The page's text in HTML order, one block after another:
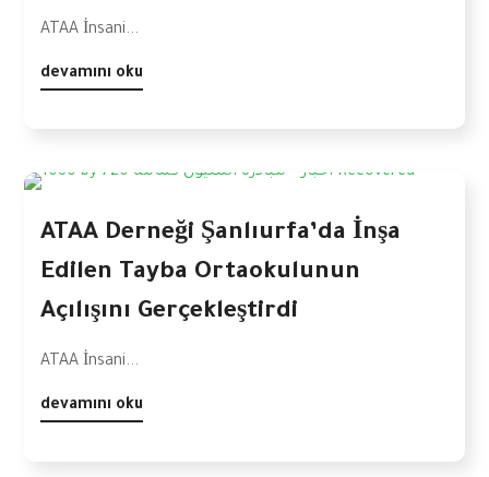
ATAA İnsani...
devamını oku
ATAA Derneği Şanlıurfa’da İnşa
Edilen Tayba Ortaokulunun
Açılışını Gerçekleştirdi
ATAA İnsani...
devamını oku